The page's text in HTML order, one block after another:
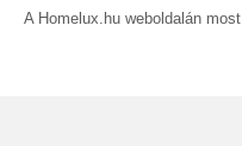
A Homelux.hu weboldalán